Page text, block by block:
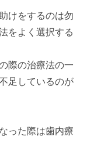
けをするのは勿
をよく選択する
際の治療法の一
足しているのが
った際は歯内療